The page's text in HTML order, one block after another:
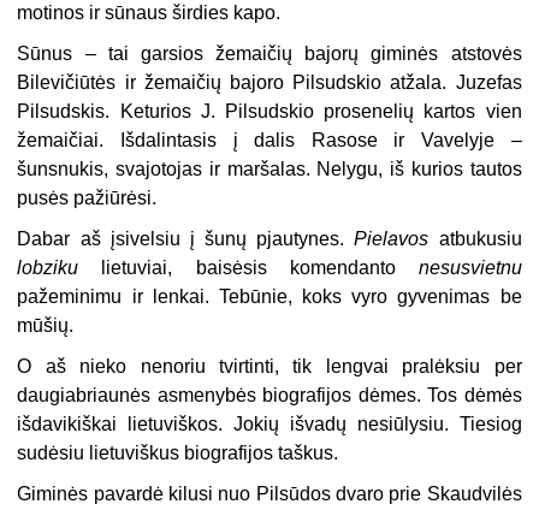
motinos ir sūnaus širdies kapo.
Sūnus – tai garsios žemaičių bajorų giminės atstovės
Bilevičiūtės ir žemaičių bajoro Pilsudskio atžala. Juzefas
Pilsudskis. Keturios J. Pilsudskio prosenelių kartos vien
žemaičiai. Išdalintasis į dalis Rasose ir Vavelyje –
šunsnukis, svajotojas ir maršalas. Nelygu, iš kurios tautos
pusės pažiūrėsi.
Dabar aš įsivelsiu į šunų pjautynes. Pielavos atbukusiu
lobziku lietuviai, baisėsis komendanto nesusvietnu
pažeminimu ir lenkai. Tebūnie, koks vyro gyvenimas be
mūšių.
O aš nieko nenoriu tvirtinti, tik lengvai pralėksiu per
daugiabriaunės asmenybės biografijos dėmes. Tos dėmės
išdavikiškai lietuviškos. Jokių išvadų nesiūlysiu. Tiesiog
sudėsiu lietuviškus biografijos taškus.
Giminės pavardė kilusi nuo Pilsūdos dvaro prie Skaudvilės